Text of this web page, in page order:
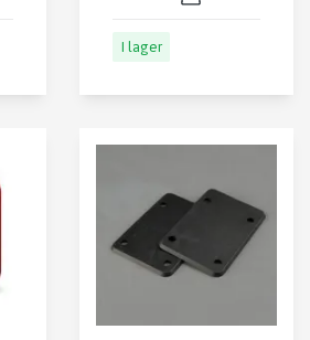
I lager